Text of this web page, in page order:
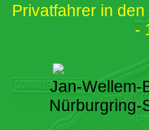
Privatfahrer in
-
Jan-Wellem-
Nürburgring-